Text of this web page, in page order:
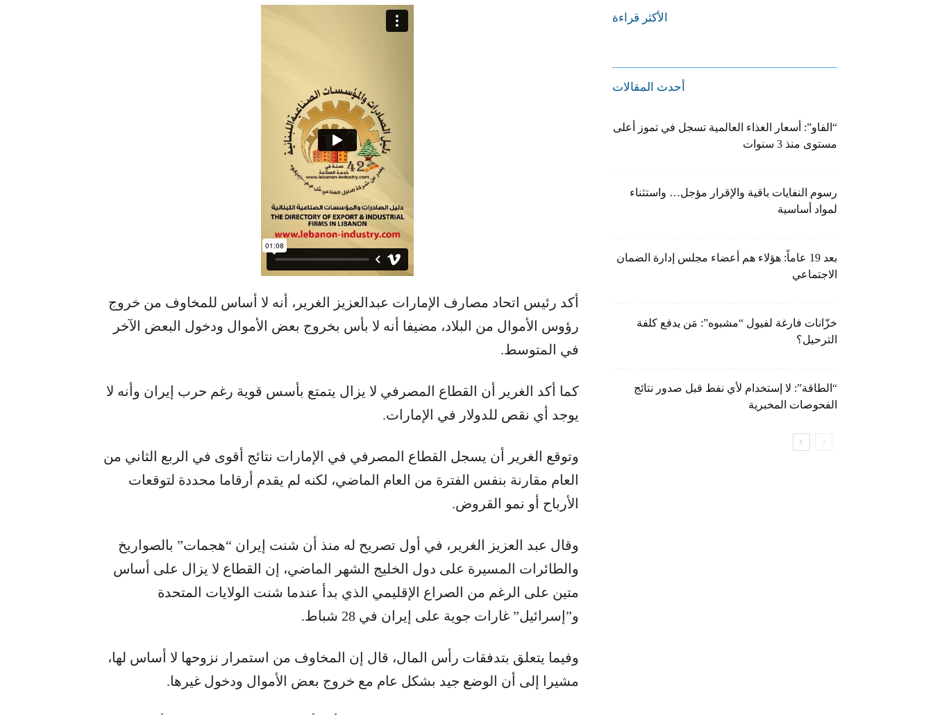
أكد رئيس اتحاد مصارف الإمارات عبدالعزيز الغرير، أنه لا أساس للمخاوف من خروج
رؤوس الأموال من البلاد، مضيفا أنه لا بأس بخروج بعض الأموال ودخول البعض الآخر
في المتوسط.
كما أكد الغرير أن القطاع المصرفي لا يزال يتمتع بأسس قوية رغم حرب إيران وأنه لا
يوجد أي نقص للدولار في الإمارات.
وتوقع الغرير أن يسجل القطاع المصرفي في الإمارات نتائج أقوى في الربع الثاني من
العام مقارنة بنفس الفترة من العام الماضي، لكنه لم يقدم أرقاما محددة لتوقعات
الأرباح أو نمو القروض.
وقال عبد العزيز الغرير، في أول تصريح له منذ أن شنت إيران “هجمات” بالصواريخ
والطائرات المسيرة على دول الخليج الشهر الماضي، إن القطاع لا يزال على أساس
متين على الرغم من الصراع الإقليمي الذي بدأ عندما شنت الولايات المتحدة
و”إسرائيل” غارات جوية على إيران في 28 شباط.
وفيما يتعلق بتدفقات رأس المال، قال إن المخاوف من استمرار نزوحها لا أساس لها،
مشيرا إلى أن الوضع جيد بشكل عام مع خروج بعض الأموال ودخول غيرها.
الأكثر قراءة
أحدث المقالات
“الفاو”: أسعار الغذاء العالمية تسجل في تموز أعلى
مستوى منذ 3 سنوات
رسوم النفايات باقية والإقرار مؤجل… واستثناء
لمواد أساسية
بعد 19 عاماً: هؤلاء هم أعضاء مجلس إدارة الضمان
الاجتماعي
خزّانات فارغة لفيول “مشبوه”: مَن يدفع كلفة
الترحيل؟
“الطاقة”: لا إستخدام لأي نفط قبل صدور نتائج
الفحوصات المخبرية